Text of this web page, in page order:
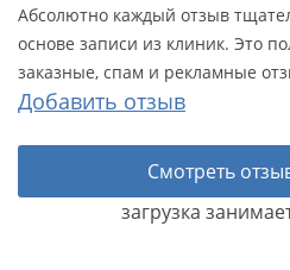
Абсолютно каждый отзыв
основе записи из клиник. Это
заказные, спам и рекламные
Добавить отзыв
Смотреть
загрузка